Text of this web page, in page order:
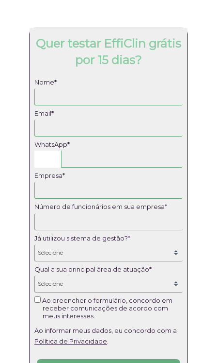
Quer testar EffiClin grátis
por 15 dias?
Nome*
Email*
WhatsApp*
Empresa*
Número de funcionários em sua empresa*
Já utilizou sistema de gestão?*
Qual a sua principal área de atuação*
Ao preencher o formulário, concordo em
receber comunicações de acordo com
meus interesses.
Ao informar meus dados, eu concordo com a
Política de Privacidade